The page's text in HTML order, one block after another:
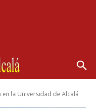
en la Universidad de Alcalá